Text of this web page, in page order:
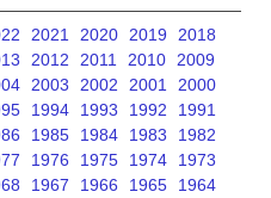
2021 2020 2019
2018
2012 2011 2010
2009
2003 2002 2001
2000
1994 1993 1992
1991
1985 1984 1983
1982
1976 1975 1974
1973
1967 1966 1965
1964